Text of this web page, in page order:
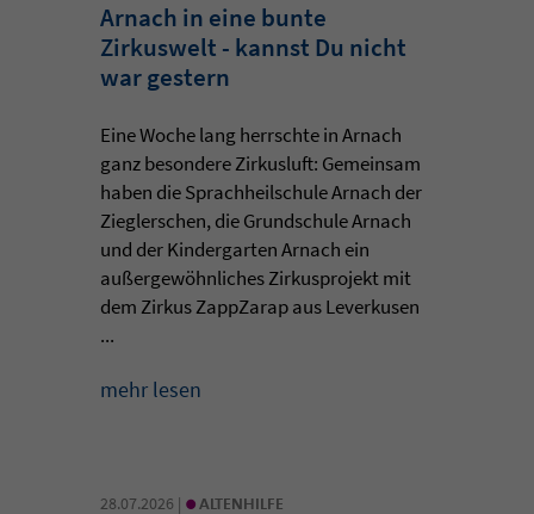
Arnach in eine bunte
Zirkuswelt - kannst Du nicht
war gestern
Eine Woche lang herrschte in Arnach
ganz besondere Zirkusluft: Gemeinsam
haben die Sprachheilschule Arnach der
Zieglerschen, die Grundschule Arnach
und der Kindergarten Arnach ein
außergewöhnliches Zirkusprojekt mit
dem Zirkus ZappZarap aus Leverkusen
...
mehr lesen
28.07.2026 | • ALTENHILFE